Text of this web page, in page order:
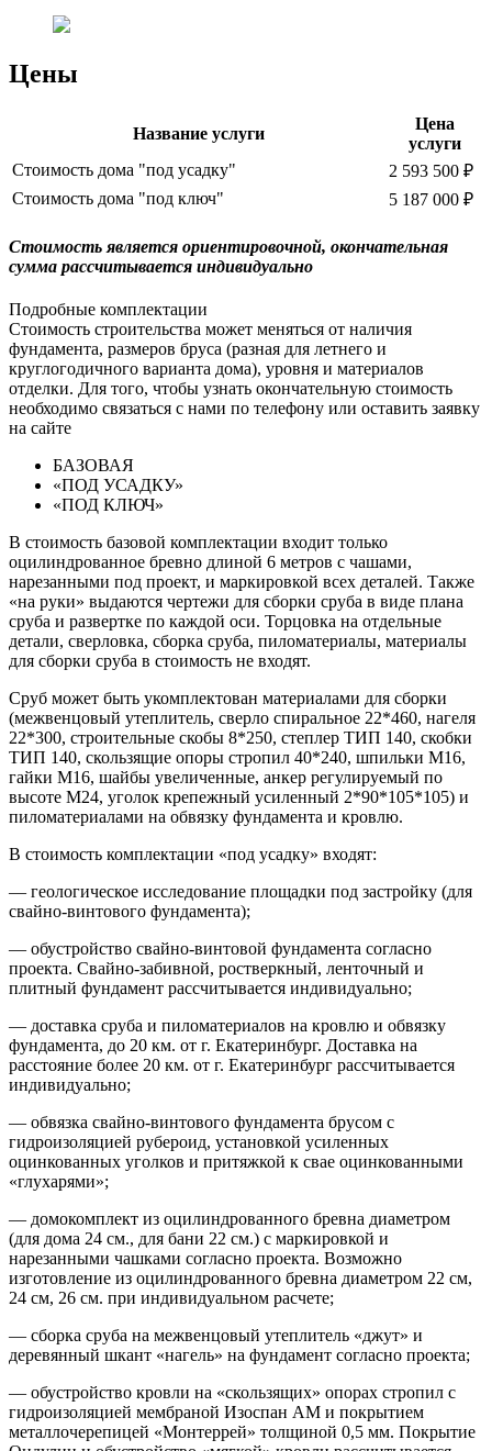
Цены
Название услуги
Цена
услуги
Стоимость дома "под усадку"
2 593 500 ₽
Стоимость дома "под ключ"
5 187 000 ₽
Cтоимость является ориентировочной, окончательная
сумма рассчитывается индивидуально
Подробные комплектации
Стоимость строительства может меняться от наличия
фундамента, размеров бруса (разная для летнего и
круглогодичного варианта дома), уровня и материалов
отделки. Для того, чтобы узнать окончательную стоимость
необходимо связаться с нами по телефону или оставить заявку
на сайте
БАЗОВАЯ
«ПОД УСАДКУ»
«ПОД КЛЮЧ»
В стоимость базовой комплектации входит только
оцилиндрованное бревно длиной 6 метров с чашами,
нарезанными под проект, и маркировкой всех деталей. Также
«на руки» выдаются чертежи для сборки сруба в виде плана
сруба и развертке по каждой оси. Торцовка на отдельные
детали, сверловка, сборка сруба, пиломатериалы, материалы
для сборки сруба в стоимость не входят.
Сруб может быть укомплектован материалами для сборки
(межвенцовый утеплитель, сверло спиральное 22*460, нагеля
22*300, строительные скобы 8*250, степлер ТИП 140, скобки
ТИП 140, скользящие опоры стропил 40*240, шпильки М16,
гайки М16, шайбы увеличенные, анкер регулируемый по
высоте М24, уголок крепежный усиленный 2*90*105*105) и
пиломатериалами на обвязку фундамента и кровлю.
В стоимость комплектации «под усадку» входят:
— геологическое исследование площадки под застройку (для
свайно-винтового фундамента);
— обустройство свайно-винтовой фундамента согласно
проекта. Свайно-забивной, ростверкный, ленточный и
плитный фундамент рассчитывается индивидуально;
— доставка сруба и пиломатериалов на кровлю и обвязку
фундамента, до 20 км. от г. Екатеринбург. Доставка на
расстояние более 20 км. от г. Екатеринбург рассчитывается
индивидуально;
— обвязка свайно-винтового фундамента брусом с
гидроизоляцией рубероид, установкой усиленных
оцинкованных уголков и притяжкой к свае оцинкованными
«глухарями»;
— домокомплект из оцилиндрованного бревна диаметром
(для дома 24 см., для бани 22 см.) с маркировкой и
нарезанными чашками согласно проекта. Возможно
изготовление из оцилиндрованного бревна диаметром 22 см,
24 см, 26 см. при индивидуальном расчете;
— сборка сруба на межвенцовый утеплитель «джут» и
деревянный шкант «нагель» на фундамент согласно проекта;
— обустройство кровли на «скользящих» опорах стропил с
гидроизоляцией мембраной Изоспан АМ и покрытием
металлочерепицей «Монтеррей» толщиной 0,5 мм. Покрытие